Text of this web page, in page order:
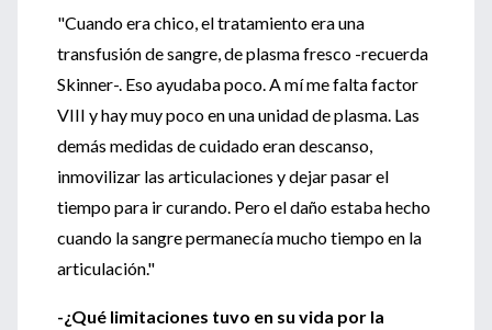
"Cuando era chico, el tratamiento era una
transfusión de sangre, de plasma fresco -recuerda
Skinner-. Eso ayudaba poco. A mí me falta factor
VIII y hay muy poco en una unidad de plasma. Las
demás medidas de cuidado eran descanso,
inmovilizar las articulaciones y dejar pasar el
tiempo para ir curando. Pero el daño estaba hecho
cuando la sangre permanecía mucho tiempo en la
articulación."
-¿Qué limitaciones tuvo en su vida por la